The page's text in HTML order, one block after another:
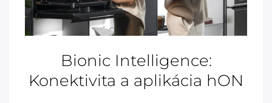
Bionic Intelligence:
Konektivita a aplikácia hON